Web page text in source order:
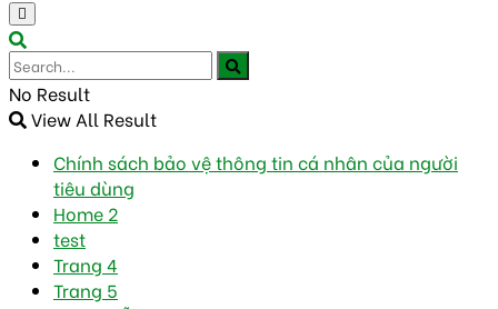
No Result
View All Result
Chính sách bảo vệ thông tin cá nhân của người
tiêu dùng
Home 2
test
Trang 4
Trang 5